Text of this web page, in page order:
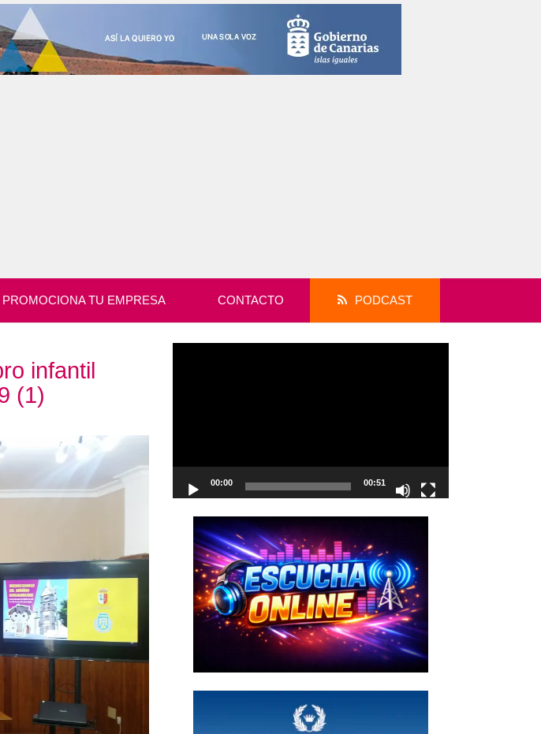
PROMOCIONA TU EMPRESA CONTACTO PODCAST
infantil
(1)
00:00 00:51